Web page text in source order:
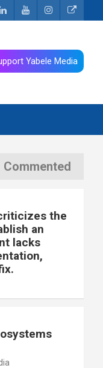
Yabele Media
Commented
the
an
lacks